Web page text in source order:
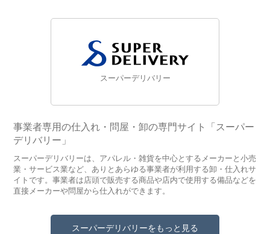
スーパーデリバリー
事業者専用の仕入れ・問屋・卸の専門サイト「スーパー
デリバリー」
スーパーデリバリーは、アパレル・雑貨を中心とするメーカーと小売
業・サービス業など、ありとあらゆる事業者が利用する卸・仕入れサ
イトです。事業者は店頭で販売する商品や店内で使用する備品などを
直接メーカーや問屋から仕入れができます。
スーパーデリバリーをもっと見る